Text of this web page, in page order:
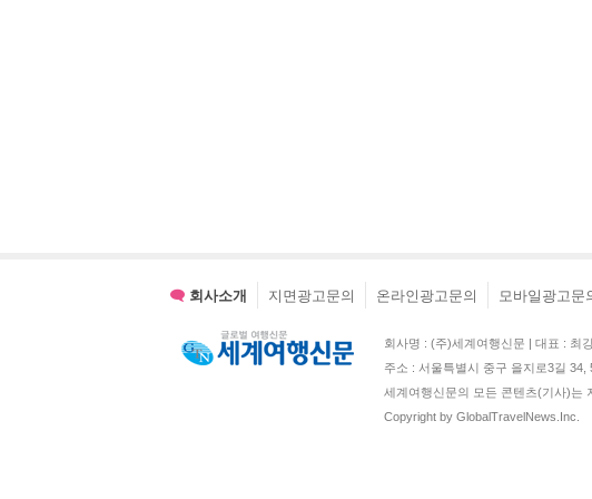
회사소개 지면광고문의 온라인광고문의 모바일광고문
회사명 : (주)세계여행신문 | 대표 : 최
주소 : 서울특별시 중구 을지로3길
세계여행신문의 모든 콘텐츠(기사)는
Copyright by GlobalTravelNews.Inc.